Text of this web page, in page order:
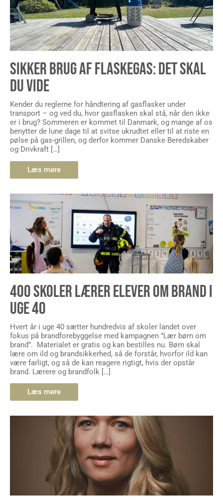
SIKKER BRUG AF FLASKEGAS: DET SKAL
DU VIDE
Kender du reglerne for håndtering af gasflasker under
transport – og ved du, hvor gasflasken skal stå, når den ikke
er i brug? Sommeren er kommet til Danmark, og mange af os
benytter de lune dage til at svitse ukrudtet eller til at riste en
pølse på gas-grillen, og derfor kommer Danske Beredskaber
og Drivkraft […]
Læs mere
400 SKOLER LÆRER ELEVER OM BRAND I
UGE 40
Hvert år i uge 40 sætter hundredvis af skoler landet over
fokus på brandforebyggelse med kampagnen ”Lær børn om
brand”. Materialet er gratis og kan bestilles nu. Børn skal
lære om ild og brandsikkerhed, så de forstår, hvorfor ild kan
være farligt, og så de kan reagere rigtigt, hvis der opstår
brand. Lærere og brandfolk […]
Læs mere